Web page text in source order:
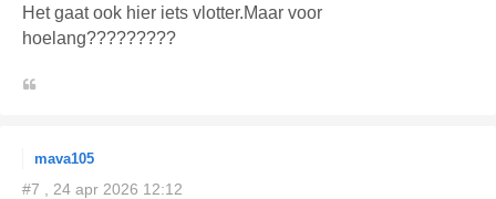
Het gaat ook hier iets vlotter.Maar voor
hoelang?????????
mava105
#7 , 24 apr 2026 12:12